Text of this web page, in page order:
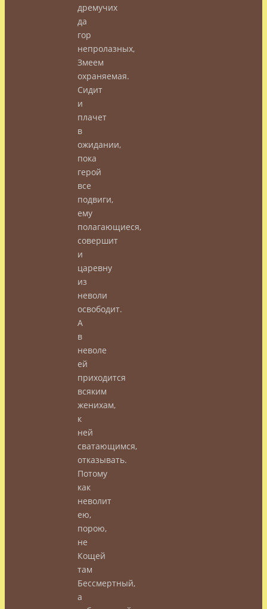
дремучих
да
гор
непролазных,
Змеем
охраняемая.
Сидит
и
плачет
в
ожидании,
пока
герой
все
подвиги,
ему
полагающиеся,
совершит
и
царевну
из
неволи
освободит.
А
в
неволе
ей
приходится
всяким
женихам,
к
ней
сватающимся,
отказывать.
Потому
как
неволит
ею,
порою,
не
Кощей
там
Бессмертный,
а